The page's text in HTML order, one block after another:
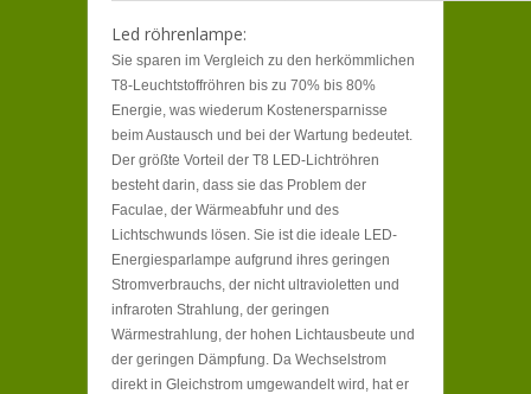
Led röhrenlampe:
Sie sparen im Vergleich zu den herkömmlichen
T8-Leuchtstoffröhren bis zu 70% bis 80%
Energie, was wiederum Kostenersparnisse
beim Austausch und bei der Wartung bedeutet.
Der größte Vorteil der T8 LED-Lichtröhren
besteht darin, dass sie das Problem der
Faculae, der Wärmeabfuhr und des
Lichtschwunds lösen. Sie ist die ideale LED-
Energiesparlampe aufgrund ihres geringen
Stromverbrauchs, der nicht ultravioletten und
infraroten Strahlung, der geringen
Wärmestrahlung, der hohen Lichtausbeute und
der geringen Dämpfung. Da Wechselstrom
direkt in Gleichstrom umgewandelt wird, hat er